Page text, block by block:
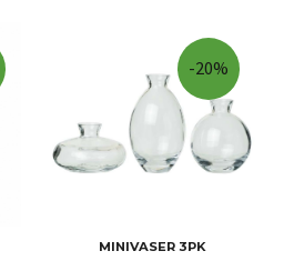
MINIVASER 3PK
-20%